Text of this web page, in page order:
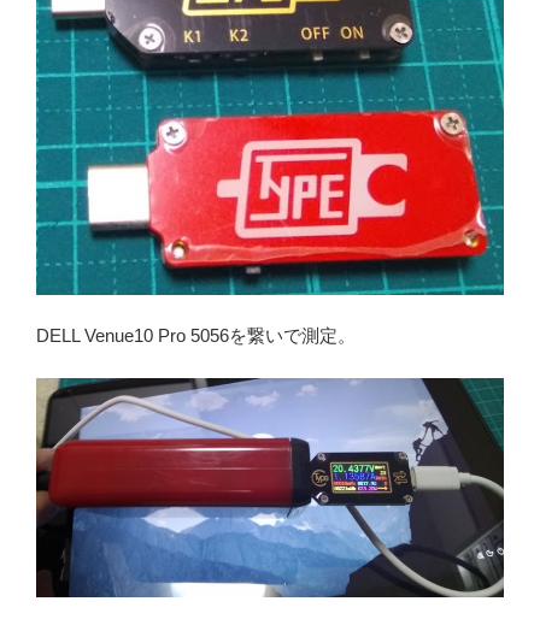
DELL Venue10 Pro 5056を繋いで測定。